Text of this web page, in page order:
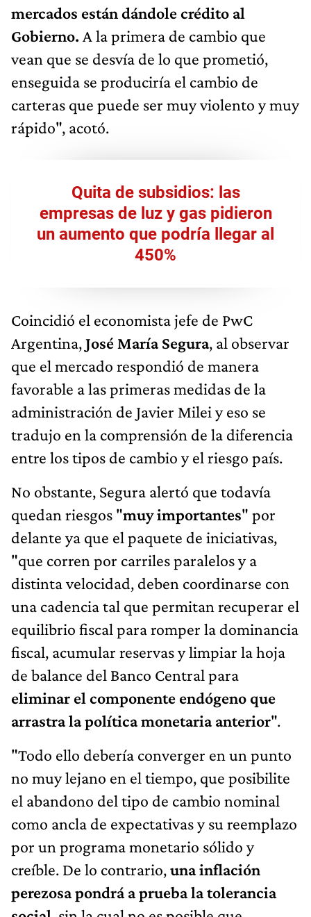
mercados están dándole crédito al
Gobierno. A la primera de cambio que
vean que se desvía de lo que prometió,
enseguida se produciría el cambio de
carteras que puede ser muy violento y muy
rápido", acotó.
Quita de subsidios: las
empresas de luz y gas pidieron
un aumento que podría llegar al
450%
Coincidió el economista jefe de PwC
Argentina,José María Segura, al observar
que el mercado respondió de manera
favorable a las primeras medidas de la
administración de Javier Milei y eso se
tradujo en la comprensión de la diferencia
entre los tipos de cambio y el riesgo país.
No obstante, Segura alertó que todavía
quedan riesgos "muy importantes" por
delante ya que el paquete de iniciativas,
"que corren por carriles paralelos y a
distinta velocidad, deben coordinarse con
una cadencia tal que permitan recuperar el
equilibrio fiscal para romper la dominancia
fiscal, acumular reservas y limpiar la hoja
de balance del Banco Central para
eliminar el componente endógeno que
arrastra la política monetaria anterior".
"Todo ello debería converger en un punto
no muy lejano en el tiempo, que posibilite
el abandono del tipo de cambio nominal
como ancla de expectativas y su reemplazo
por un programa monetario sólido y
creíble. De lo contrario,una inflación
perezosa pondrá a prueba la tolerancia